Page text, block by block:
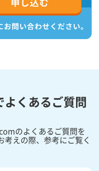
よくあるご質問
のよくあるご質問を
えの際、参考にご覧く